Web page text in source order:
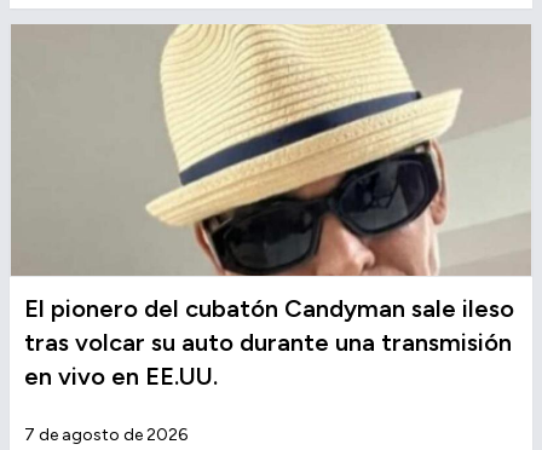
El pionero del cubatón Candyman sale ileso
tras volcar su auto durante una transmisión
en vivo en EE.UU.
7 de agosto de 2026